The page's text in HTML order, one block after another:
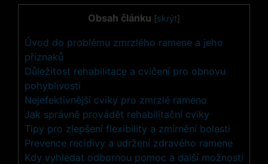
Obsah článku [skrýt]
Úvod do problému zmrzlého ramene a jeho
příznaků
Důležitost rehabilitace a cvičení pro obnovu
pohyblivosti
Nejefektivnější cviky pro zmrzlé rameno
Jak správně provádět rehabilitační cviky
Tipy pro zlepšení flexibility a zmírnění bolesti
Prevence recidivy a udržení zdravého ramene
Kdy vyhledat odbornou pomoc a další možnosti